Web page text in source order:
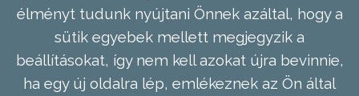
élményt tudunk nyújtani Önnek azáltal, hogy a
sütik egyebek mellett megjegyzik a
beállításokat, így nem kell azokat újra bevinnie,
ha egy új oldalra lép, emlékeznek az Ön által